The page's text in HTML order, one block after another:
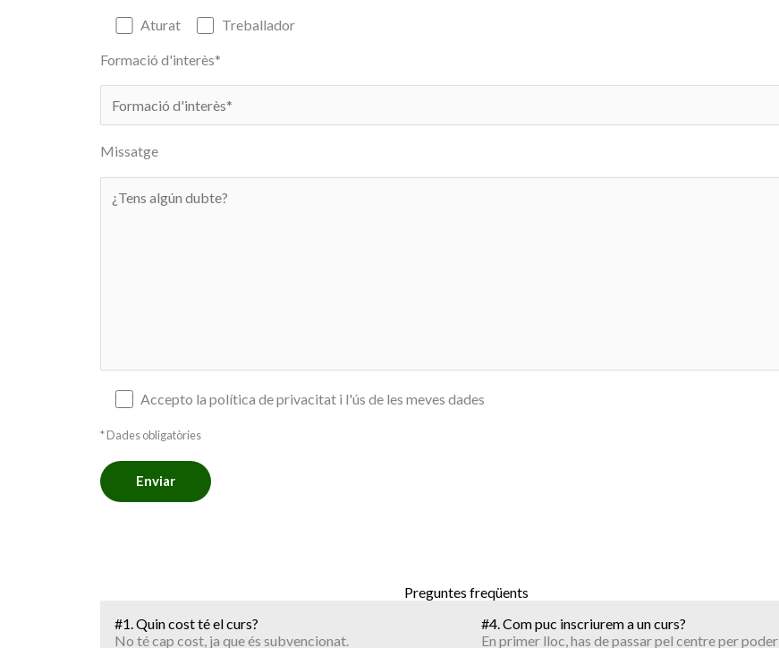
Aturat Treballador
Formació d'interès*
Missatge
Accepto la política de privacitat i l'ús de les meves dades
* Dades obligatòries
Preguntes freqüents
#1. Quin cost té el curs?
No té cap cost, ja que és subvencionat.
#4. Com puc inscriurem a un curs?
En primer lloc, has de passar pel centre per poder